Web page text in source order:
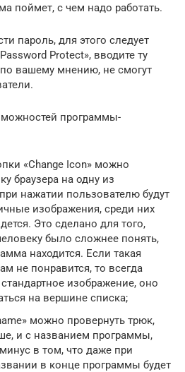
поймет, с чем надо работать.
пароль, для этого следует
Protect», вводите ту
вашему мнению, не смогут
программы-
«Change Icon» можно
браузера на одну из
нажатии пользователю будут
изображения, среди них
Это сделано для того,
было сложнее понять,
находится. Если такая
не понравится, то всегда
изображение, оно
на вершине списка;
можно провернуть трюк,
и с названием программы,
в том, что даже при
в конце программы будет